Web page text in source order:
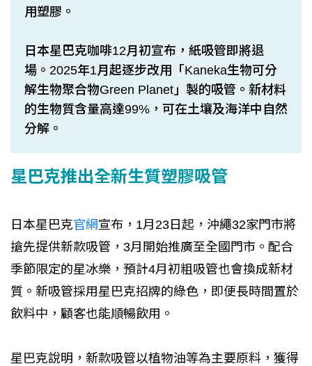
用塑膠。
日本星巴克咖啡12月初宣布，紙吸管即將退
場。2025年1月起逐步改用「Kaneka生物可分
解生物聚合物Green Planet」製的吸管。新材料
的生物質含量高達99%，可在土壤及海洋中自然
分解。
星巴克推出全新生質塑膠吸管
日本星巴克官網宣布，1月23日起，沖繩32家門市將
搶先提供新款吸管，3月開始推廣至全國門市。配合
季節限定的星冰樂，預計4月初粗吸管也會換成新材
質。新吸管採用星巴克招牌的綠色，即便長時間置於
飲料中，顧客也能順暢飲用。
星巴克說明，新款吸管以植物油等為主要原料，獲得